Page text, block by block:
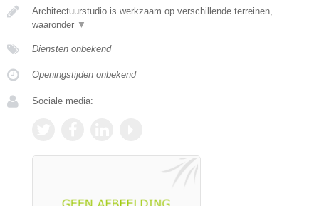
Architectuurstudio is werkzaam op verschillende terreinen,
waaronder ▼
Diensten onbekend
Openingstijden onbekend
Sociale media: